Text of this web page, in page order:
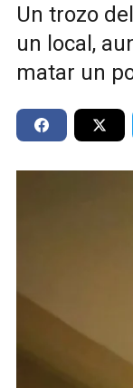
Un trozo
un local,
matar un